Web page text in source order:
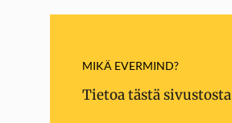
MIKÄ EVERMIND?
Tietoa tästä sivustosta